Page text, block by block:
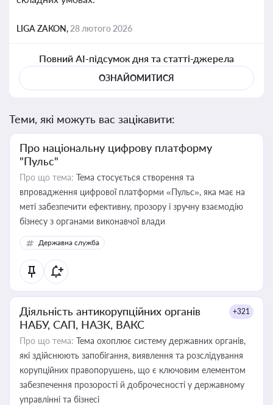
LIGA ZAKON, 28 лютого 2026
Повний AI-підсумок дня та статті-джерела
ОЗНАЙОМИТИСЯ
Теми, які можуть вас зацікавити:
Про національну цифрову платформу
"Пульс"
Про що тема: Тема стосується створення та
впровадження цифрової платформи «Пульс», яка має на
меті забезпечити ефективну, прозору і зручну взаємодію
бізнесу з органами виконавчої влади
Державна служба
Діяльність антикорупційних органів
НАБУ, САП, НАЗК, ВАКС
+321
Про що тема: Тема охоплює систему державних органів,
які здійснюють запобігання, виявлення та розслідування
корупційних правопорушень, що є ключовим елементом
забезпечення прозорості й доброчесності у державному
управлінні та бізнесі